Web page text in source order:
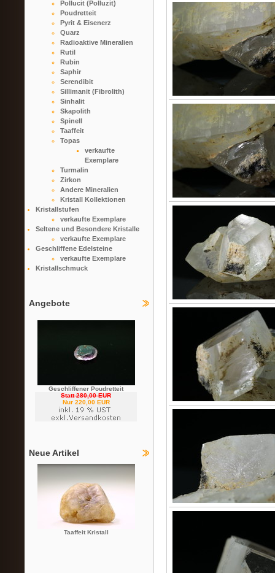
Pollucit (Polluzit)
Poudretteit
Pyrit & Eisenerz
Quarz
Radioaktive Mineralien
Rutil
Rubin
Saphir
Serendibit
Sillimanit (Fibrolith)
Sinhalit
Skapolith
Spinell
Taaffeit
Topas
verkaufte
Exemplare
Turmalin
Zirkon
Andere Mineralien
Kristall Kollektionen
Kristallstufen
verkaufte Exemplare
Seltene und Besondere Kristalle
verkaufte Exemplare
Geschliffene Edelsteine
verkaufte Exemplare
Kristallschmuck
Angebote
Geschliffener Poudretteit
Statt 280,00 EUR
Nur 220,00 EUR
Neue Artikel
Taaffeit Kristall